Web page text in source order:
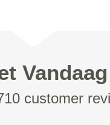
customer